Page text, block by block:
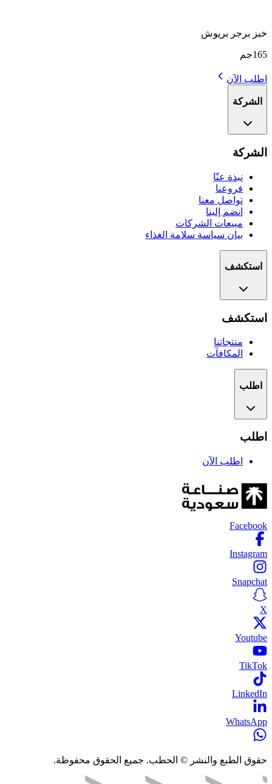
خبز برجر بريوش
165جم
اطلب الآن
الشركة
الشركة
نبذة عنّا
فروعنا
تواصل معنا
انضم إلينا
مبيعات الشركات
بيان سياسة سلامة الغذاء
استكشف
استكشف
منتجاتنا
المكافآت
اطلب
اطلب
اطلب الآن
Facebook
Instagram
Snapchat
X
Youtube
TikTok
LinkedIn
WhatsApp
حقوق الطبع والنشر © الحطب. جميع الحقوق محفوظة.